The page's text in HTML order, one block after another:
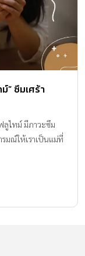
” ซึมเศร้า
ลูไทม์ มีภาวะซึม
รมณ์ให้เราเป็นแม่ที่